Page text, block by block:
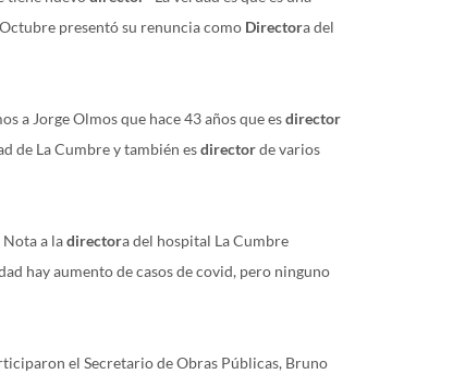
presentó su renuncia como Directora del
a Jorge Olmos que hace 43 años que esdirector
de La Cumbre y también esdirectorde varios
Nota a ladirectora del hospital La Cumbre
hay aumento de casos de covid, pero ninguno
el Secretario de Obras Públicas, Bruno